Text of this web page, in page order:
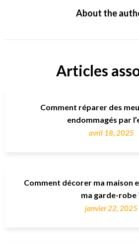
About the
Articles
Comment réparer des
endommagés par
avril 18, 2025
Comment décorer ma maison
ma garde-robe
janvier 22, 2025